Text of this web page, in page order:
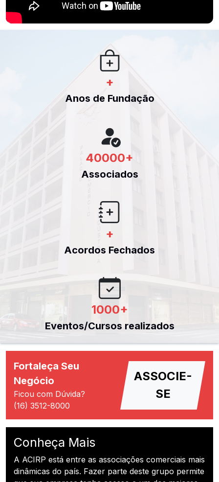
+
Anos de Fundação
40000+
Associados
+
Acordos Fechados
1000+
Eventos/Cursos realizados
Fortaleça Seu
Negócio
Ficou com Dúvida?
(16) 3512-8000
ASSOCIE-
SE
Conheça Mais
A ACIRP está entre as associações comerciais mais
dinâmicas do país. Fazer parte deste grupo permite